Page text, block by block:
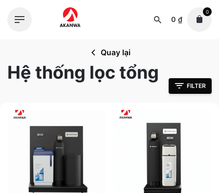
0 ₫
0
Quay lại
Hệ thống lọc tổng
FILTER